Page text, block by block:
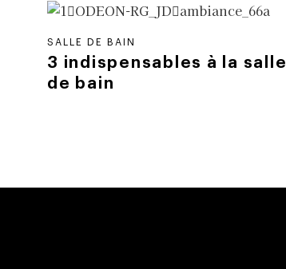
SALLE DE BAIN
3 indispensables à la salle
de bain